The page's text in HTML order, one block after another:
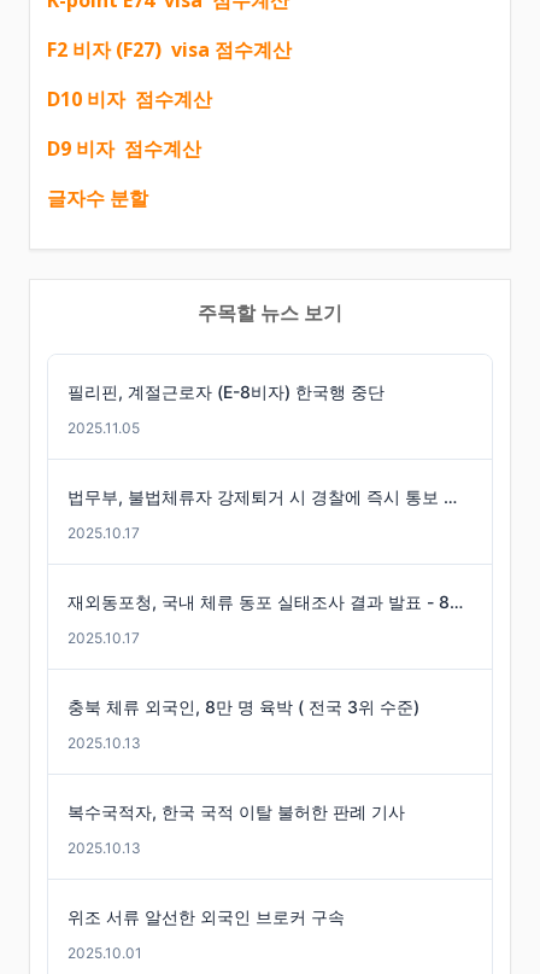
F2 비자 (F27) visa 점수계산
D10 비자 점수계산
D9 비자 점수계산
글자수 분할
주목할 뉴스 보기
필리핀, 계절근로자 (E-8비자) 한국행 중단
2025.11.05
법무부, 불법체류자 강제퇴거 시 경찰에 즉시 통보 제도 마련
2025.10.17
재외동포청, 국내 체류 동포 실태조사 결과 발표 - 86만 명 체류 통계 발표
2025.10.17
충북 체류 외국인, 8만 명 육박 ( 전국 3위 수준)
2025.10.13
복수국적자, 한국 국적 이탈 불허한 판례 기사
2025.10.13
위조 서류 알선한 외국인 브로커 구속
2025.10.01